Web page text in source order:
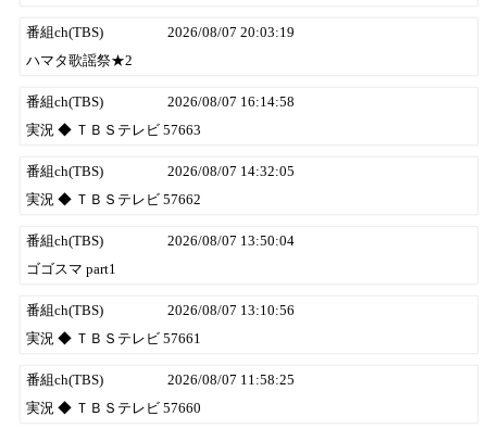
番組ch(TBS)
2026/08/07 20:03:19
ハマタ歌謡祭★2
番組ch(TBS)
2026/08/07 16:14:58
実況 ◆ ＴＢＳテレビ 57663
番組ch(TBS)
2026/08/07 14:32:05
実況 ◆ ＴＢＳテレビ 57662
番組ch(TBS)
2026/08/07 13:50:04
ゴゴスマ part1
番組ch(TBS)
2026/08/07 13:10:56
実況 ◆ ＴＢＳテレビ 57661
番組ch(TBS)
2026/08/07 11:58:25
実況 ◆ ＴＢＳテレビ 57660